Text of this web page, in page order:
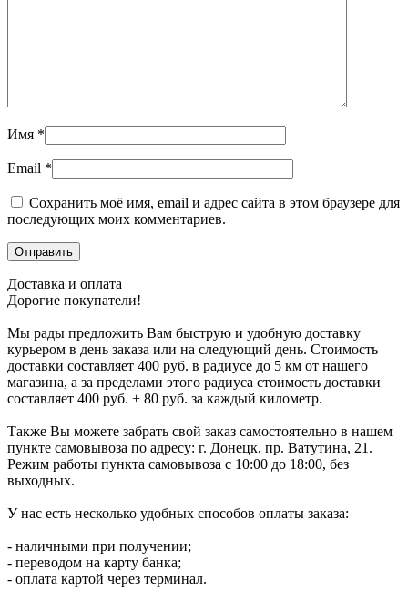
Имя *
Email *
Сохранить моё имя, email и адрес сайта в этом браузере для
последующих моих комментариев.
Доставка и оплата
Дорогие покупатели!
Мы рады предложить Вам быструю и удобную доставку
курьером в день заказа или на следующий день. Стоимость
доставки составляет 400 руб. в радиусе до 5 км от нашего
магазина, а за пределами этого радиуса стоимость доставки
составляет 400 руб. + 80 руб. за каждый километр.
Также Вы можете забрать свой заказ самостоятельно в нашем
пункте самовывоза по адресу: г. Донецк, пр. Ватутина, 21.
Режим работы пункта самовывоза с 10:00 до 18:00, без
выходных.
У нас есть несколько удобных способов оплаты заказа:
- наличными при получении;
- переводом на карту банка;
- оплата картой через терминал.